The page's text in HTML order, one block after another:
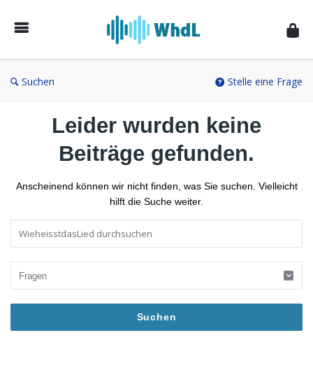
von
Suchen Stelle eine Frage
Leider wurden keine
Beiträge gefunden.
Anscheinend können wir nicht finden, was Sie suchen. Vielleicht
hilft die Suche weiter.